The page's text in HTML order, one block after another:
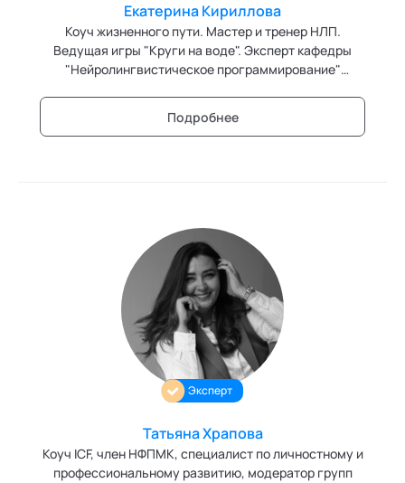
Екатерина Кириллова
Коуч жизненного пути. Мастер и тренер НЛП.
Ведущая игры "Круги на воде". Эксперт кафедры
"Нейролингвистическое программирование"
Подробнее
Эксперт
Татьяна Храпова
Коуч ICF, член НФПМК, специалист по личностному и
профессиональному развитию, модератор групп